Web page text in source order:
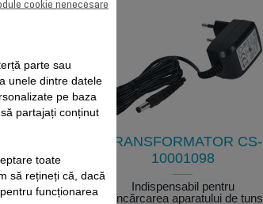
TRANSFORMATOR CS-
10001098
Indispensabil pentru
reîncărcarea aparatului de tuns
parte sau
unele dintre datele
pe baza
partajați conținut
toate
să rețineți că, dacă
funcționarea
cookie nenecesare